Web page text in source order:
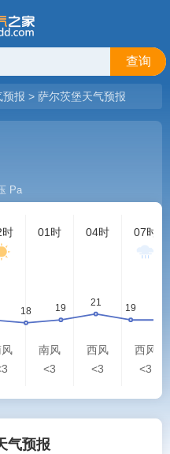
查询
预报 > 萨尔茨堡天气预报
Pa
时 01时
南风
<3
04时
西风
<3
07时
西风
<3
气预报